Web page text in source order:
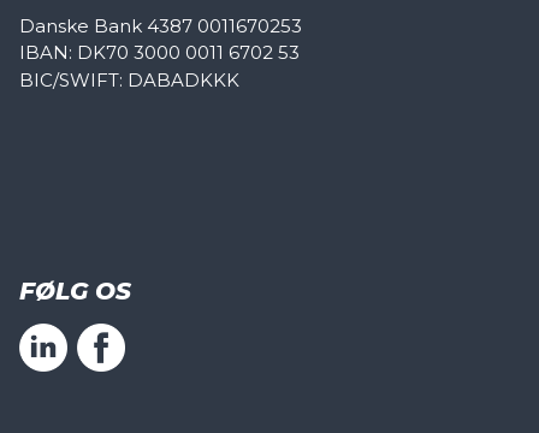
Danske Bank 4387 0011670253
IBAN: DK70 3000 0011 6702 53
BIC/SWIFT: DABADKKK
FØLG OS